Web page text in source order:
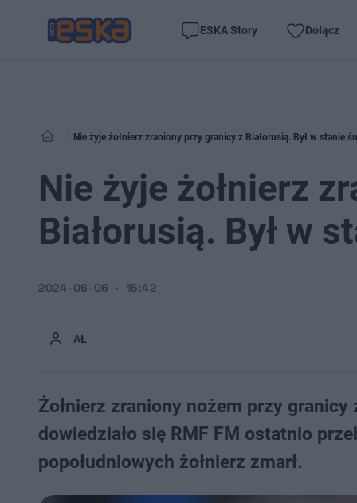
ESKA Story Dołącz
Nie żyje żołnierz zraniony przy granicy z Białorusią. Był w stanie
Nie żyje żołnierz
Białorusią. Był w
AŁ
2024-06-06 15:42
Żołnierz zraniony nożem przy
dowiedziało się RMF FM ostatnio
popołudniowych żołnierz zmarł.